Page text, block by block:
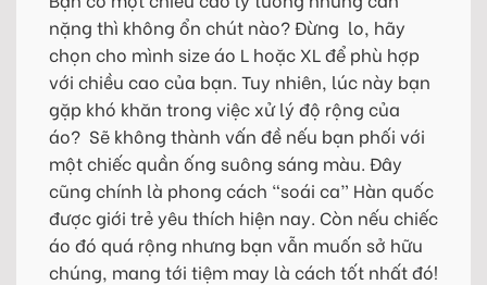
nặng thì không ổn chút nào? Đừng lo, hãy
chọn cho mình size áo L hoặc XL để phù hợp
với chiều cao của bạn. Tuy nhiên, lúc này bạn
gặp khó khăn trong việc xử lý độ rộng của
áo? Sẽ không thành vấn đề nếu bạn phối với
một chiếc quần ống suông sáng màu. Đây
cũng chính là phong cách “soái ca” Hàn quốc
được giới trẻ yêu thích hiện nay. Còn nếu chiếc
áo đó quá rộng nhưng bạn vẫn muốn sở hữu
chúng, mang tới tiệm may là cách tốt nhất đó!